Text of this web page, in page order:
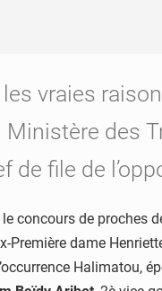
les vraies
Ministère des
de file de
concours de proches
Première dame
Halimatou,